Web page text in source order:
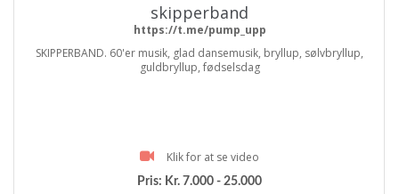
skipperband
https://t.me/pump_upp
SKIPPERBAND. 60'er musik, glad dansemusik, bryllup, sølvbryllup,
guldbryllup, fødselsdag
Klik for at se video
Pris: Kr. 7.000 - 25.000